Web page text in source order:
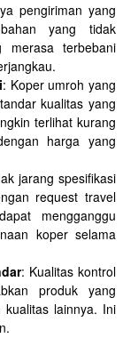
pengiriman yang
yang tidak
merasa terbebani
: Koper umroh yang
kualitas yang
terlihat kurang
harga yang
jarang spesifikasi
request travel
mengganggu
koper selama
: Kualitas kontrol
produk yang
lainnya. Ini